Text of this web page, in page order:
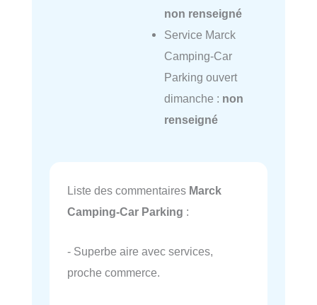
non renseigné
Service Marck
Camping-Car
Parking ouvert
dimanche : non
renseigné
Liste des commentaires Marck
Camping-Car Parking :
- Superbe aire avec services,
proche commerce.